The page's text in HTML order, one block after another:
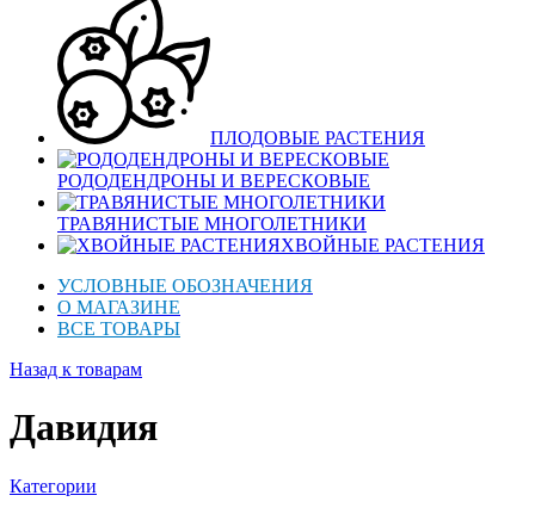
ПЛОДОВЫЕ РАСТЕНИЯ
РОДОДЕНДРОНЫ И ВЕРЕСКОВЫЕ
ТРАВЯНИСТЫЕ МНОГОЛЕТНИКИ
ХВОЙНЫЕ РАСТЕНИЯ
УСЛОВНЫЕ ОБОЗНАЧЕНИЯ
О МАГАЗИНЕ
ВСЕ ТОВАРЫ
Назад к товарам
Давидия
Категории